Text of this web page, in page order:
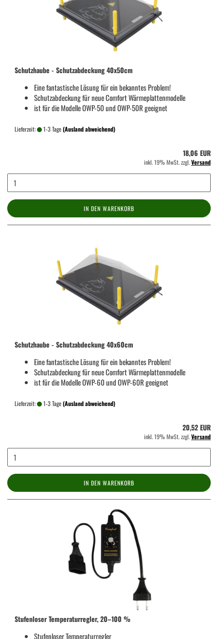
Schutzhaube - Schutzabdeckung 40x50cm
Eine fantastische Lösung für ein bekanntes Problem!
Schutzabdeckung für neue Comfort Wärmeplattenmodelle
ist für die Modelle OWP-50 und OWP-50R geeignet
Lieferzeit: 1-3 Tage(Ausland abweichend)
18,06 EUR
inkl. 19% MwSt. zzgl.Versand
IN DEN WARENKORB
Schutzhaube - Schutzabdeckung 40x60cm
Eine fantastische Lösung für ein bekanntes Problem!
Schutzabdeckung für neue Comfort Wärmeplattenmodelle
ist für die Modelle OWP-60 und OWP-60R geeignet
Lieferzeit: 1-3 Tage(Ausland abweichend)
20,52 EUR
inkl. 19% MwSt. zzgl.Versand
IN DEN WARENKORB
Stufenloser Temperaturregler, 20–100 %
Stufenloser Temperaturregler